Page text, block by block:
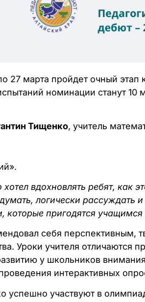
27 марта пройдет очный этап
номинации станут
Тищенко, учитель
хотел вдохновлять ребят,
логически
которые пригодятся
себя
Уроки учителя
у школьников
интерактивных
успешно участвуют в